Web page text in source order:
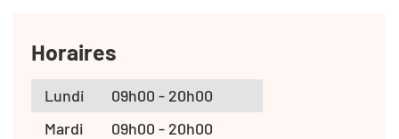
Horaires
Lundi
09h00 - 20h00
Mardi
09h00 - 20h00